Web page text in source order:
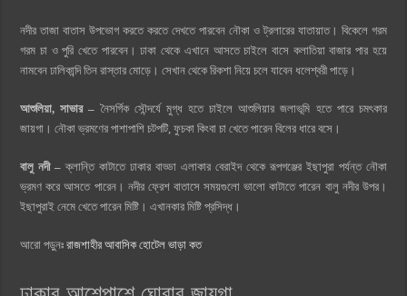
নদীর তাজা বাতাস উপভোগ করতে করতে দেখতে পারবেন নৌকা ও ট্রলারের যাতায়াত। বিকেলে গরম
গরম চা ও পুরি খেতে পারবেন। ঢাকা থেকে এখানে আসতে চাইলে বাসে কলাতিয়া বাজার পার হয়ে
নামবেন ঢালিকান্দি তিন রাস্তার মোড়ে। সেখান থেকে রিকশা নিয়ে চলে যাবেন ধলেশ্বরী পাড়ে।
আশুলিয়া, সাভার – নৈসর্গিক সৌন্দর্যে মুগ্ধ হতে চাইলে আশুলিয়ার জলাভূমি হতে পারে চমৎকার
জায়গা। নৌকা ভ্রমণের পাশাপাশি চটপটি, ফুচকা কিংবা চা খেতে পারেন বিলের ধারে বসে।
বালু নদী – ক্লান্তি কাটাতে ঢাকার বাড্ডা এলাকার বেরাইদ থেকে রূপগঞ্জের ইছাপুরা পর্যন্ত নৌকা
ভ্রমণ করে আসতে পারেন। নদীর ফ্রেশ বাতাসে সময়গুলো ভালো কাটাতে পারেন বালু নদীর উপর।
ইছাপুরাই নেমে খেতে পারেন মিষ্টি। এখানকার মিষ্টি প্রসিদ্ধ।
আরো পড়ুনঃরাজশাহীর আবাসিক হোটেল ভাড়া কত